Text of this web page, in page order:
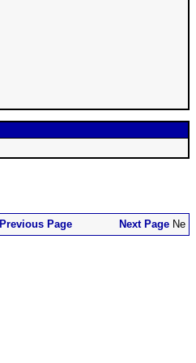
Previous Page Next Page